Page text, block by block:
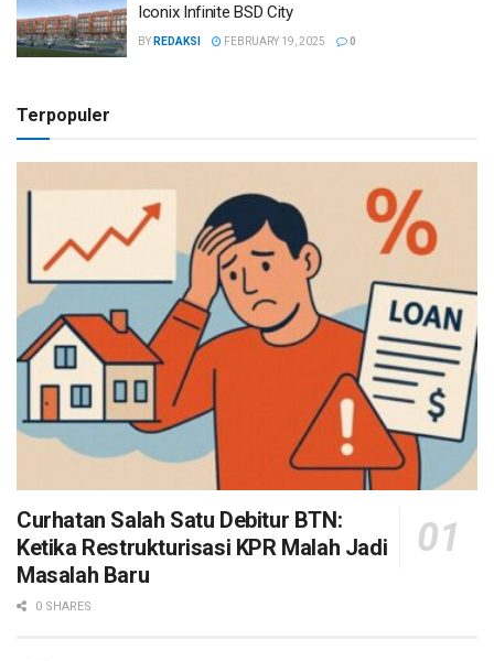
Iconix Infinite BSD City
BY REDAKSI FEBRUARY 19, 2025 0
Terpopuler
Curhatan Salah Satu Debitur BTN:
Ketika Restrukturisasi KPR Malah Jadi
Masalah Baru
0 SHARES